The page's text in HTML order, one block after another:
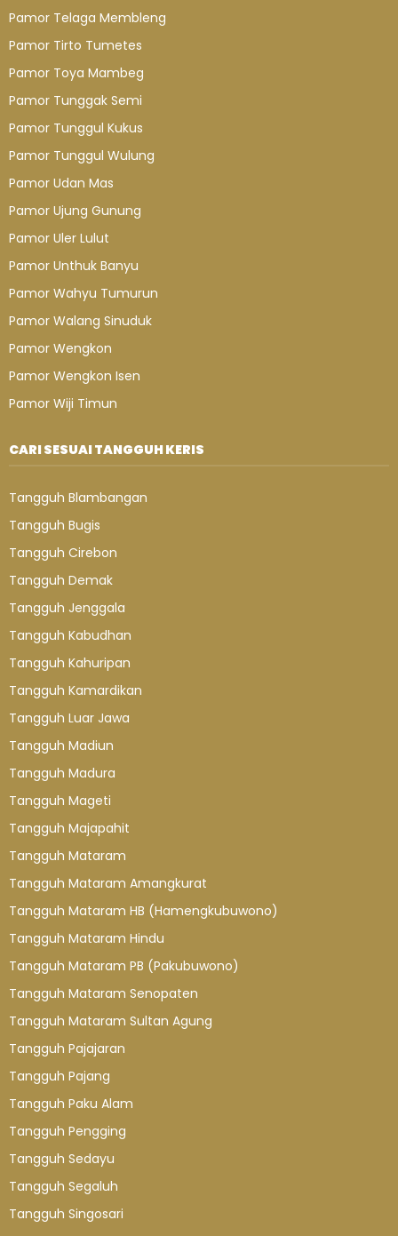
Pamor Telaga Membleng
Pamor Tirto Tumetes
Pamor Toya Mambeg
Pamor Tunggak Semi
Pamor Tunggul Kukus
Pamor Tunggul Wulung
Pamor Udan Mas
Pamor Ujung Gunung
Pamor Uler Lulut
Pamor Unthuk Banyu
Pamor Wahyu Tumurun
Pamor Walang Sinuduk
Pamor Wengkon
Pamor Wengkon Isen
Pamor Wiji Timun
CARI SESUAI TANGGUH KERIS
Tangguh Blambangan
Tangguh Bugis
Tangguh Cirebon
Tangguh Demak
Tangguh Jenggala
Tangguh Kabudhan
Tangguh Kahuripan
Tangguh Kamardikan
Tangguh Luar Jawa
Tangguh Madiun
Tangguh Madura
Tangguh Mageti
Tangguh Majapahit
Tangguh Mataram
Tangguh Mataram Amangkurat
Tangguh Mataram HB (Hamengkubuwono)
Tangguh Mataram Hindu
Tangguh Mataram PB (Pakubuwono)
Tangguh Mataram Senopaten
Tangguh Mataram Sultan Agung
Tangguh Pajajaran
Tangguh Pajang
Tangguh Paku Alam
Tangguh Pengging
Tangguh Sedayu
Tangguh Segaluh
Tangguh Singosari